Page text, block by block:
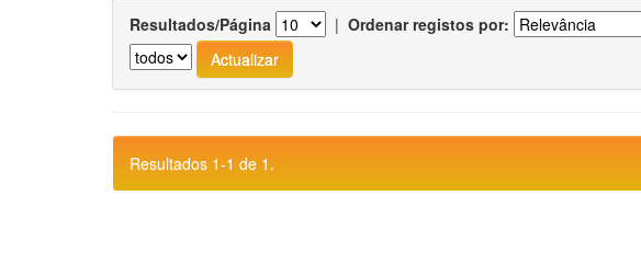
Resultados/Página | Ordenar registos por:
Resultados 1-1 de 1.